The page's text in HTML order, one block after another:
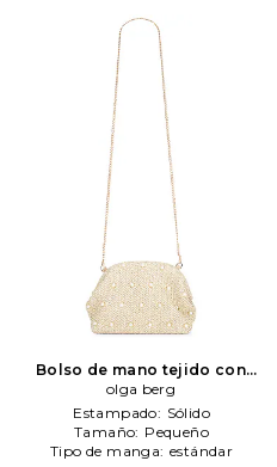
Bolso de mano tejido con
tachuelas kaia en color
Neutro olga berg
olga berg
Estampado: Sólido
Tamaño: Pequeño
Tipo de manga: estándar